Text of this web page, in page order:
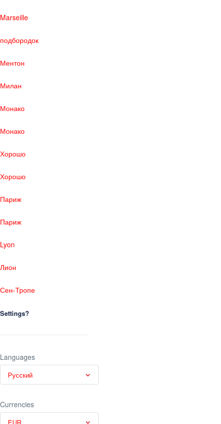
Marseille
подбородок
Ментон
Милан
Монако
Монако
Хорошо
Хорошо
Париж
Париж
Lyon
Лион
Сен-Тропе
Settings?
Languages
Русский
Currencies